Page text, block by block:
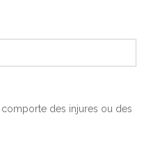
comporte des injures ou des